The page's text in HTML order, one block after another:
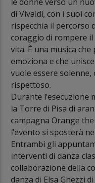
di Vivaldi, con i suoi
rispecchia il percorso
coraggio di rompere
vita. È una musica
emoziona e che
vuole essere
rispettoso.
Durante
la Torre di Pisa di
campagna Orange
l’evento si sposterà
Entrambi gli
interventi di danza
collaborazione della
danza di Elsa Ghezzi